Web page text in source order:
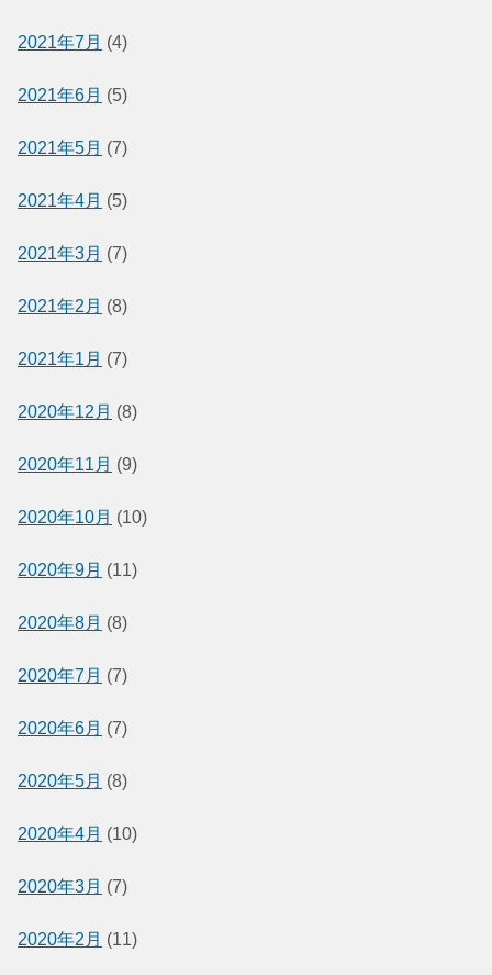
2021年7月 (4)
2021年6月 (5)
2021年5月 (7)
2021年4月 (5)
2021年3月 (7)
2021年2月 (8)
2021年1月 (7)
2020年12月 (8)
2020年11月 (9)
2020年10月 (10)
2020年9月 (11)
2020年8月 (8)
2020年7月 (7)
2020年6月 (7)
2020年5月 (8)
2020年4月 (10)
2020年3月 (7)
2020年2月 (11)